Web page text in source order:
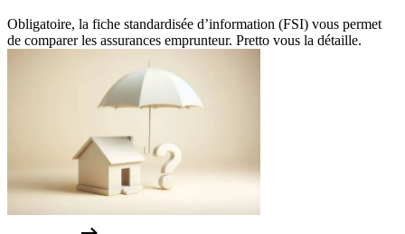
Obligatoire, la fiche standardisée d’information (FSI) vous permet
de comparer les assurances emprunteur. Pretto vous la détaille.